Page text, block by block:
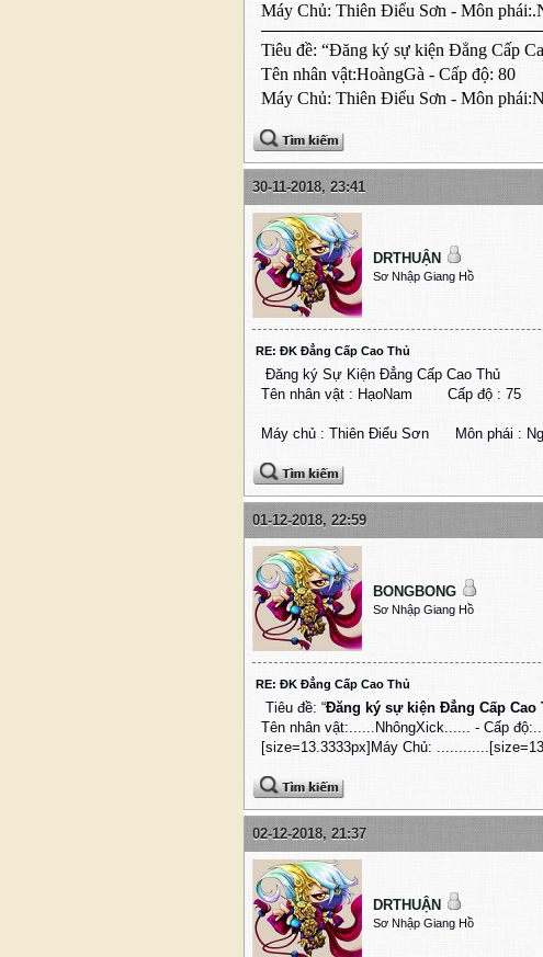
Máy Chủ: Thiên Điểu Sơn - Môn
Tiêu đề: “Đăng ký sự kiện Đẳng Cấp
Tên nhân vật:HoàngGà - Cấp độ: 80
Máy Chủ: Thiên Điểu Sơn - Môn
30-11-2018, 23:41
DRTHUẬN
Sơ Nhập Giang Hồ
RE: ĐK Đẳng Cấp Cao Thủ
Đăng ký Sự Kiện Đẳng Cấp Cao Thủ
Tên nhân vật : HạoNam Cấp độ : 75
Máy chủ : Thiên Điểu Sơn Môn phái :
01-12-2018, 22:59
BONGBONG
Sơ Nhập Giang Hồ
RE: ĐK Đẳng Cấp Cao Thủ
Tiêu đề: “Đăng ký sự kiện Đẳng Cấp Cao
Tên nhân vật:...... NhôngXick...... - Cấp
[size=13.3333px]Máy Chủ: ............
02-12-2018, 21:37
DRTHUẬN
Sơ Nhập Giang Hồ